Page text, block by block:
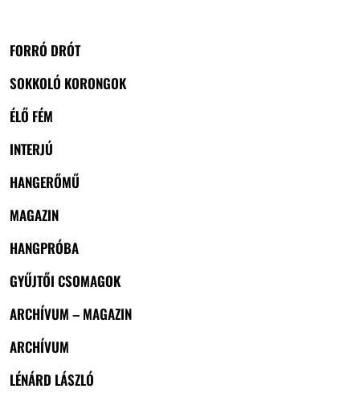
FORRÓ DRÓT
SOKKOLÓ KORONGOK
ÉLŐ FÉM
INTERJÚ
HANGERŐMŰ
MAGAZIN
HANGPRÓBA
GYŰJTŐI CSOMAGOK
ARCHÍVUM – MAGAZIN
ARCHÍVUM
LÉNÁRD LÁSZLÓ